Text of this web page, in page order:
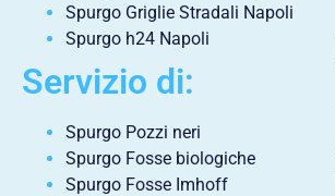
Spurgo Griglie Stradali Napoli
Spurgo h24 Napoli
Servizio di:
Spurgo Pozzi neri
Spurgo Fosse biologiche
Spurgo Fosse Imhoff